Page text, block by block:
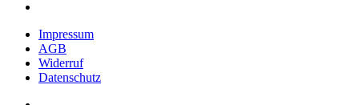
Impressum
AGB
Widerruf
Datenschutz